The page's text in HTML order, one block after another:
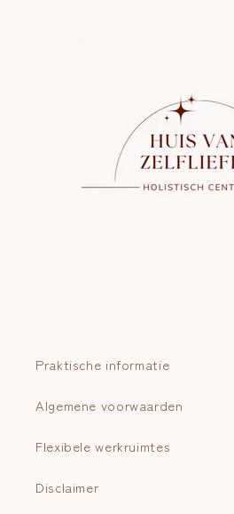
Praktische informatie
Algemene voorwaarden
Flexibele werkruimtes
Disclaimer